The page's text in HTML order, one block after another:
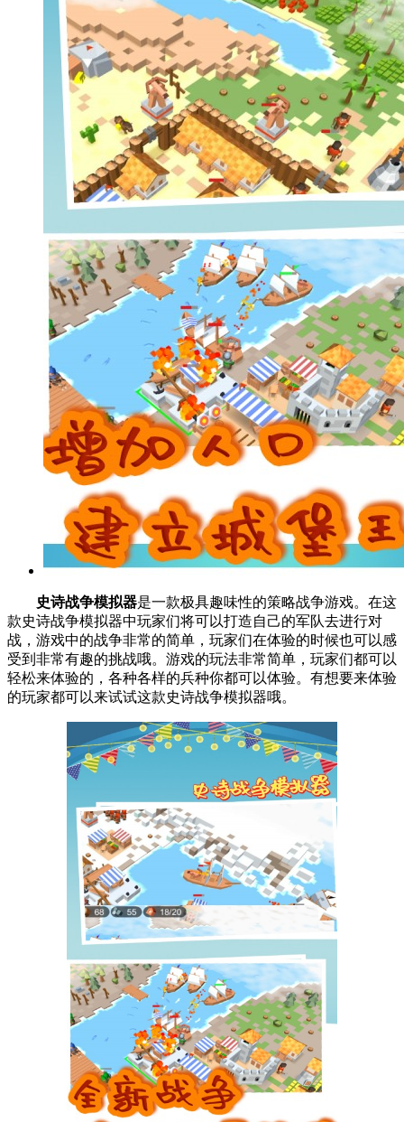
史诗战争模拟器是一款极具趣味性的策略战争游戏。在这
款史诗战争模拟器中玩家们将可以打造自己的军队去进行对
战，游戏中的战争非常的简单，玩家们在体验的时候也可以感
受到非常有趣的挑战哦。游戏的玩法非常简单，玩家们都可以
轻松来体验的，各种各样的兵种你都可以体验。有想要来体验
的玩家都可以来试试这款史诗战争模拟器哦。